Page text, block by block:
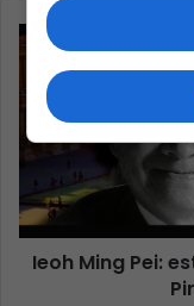
Ieoh Ming Pei: